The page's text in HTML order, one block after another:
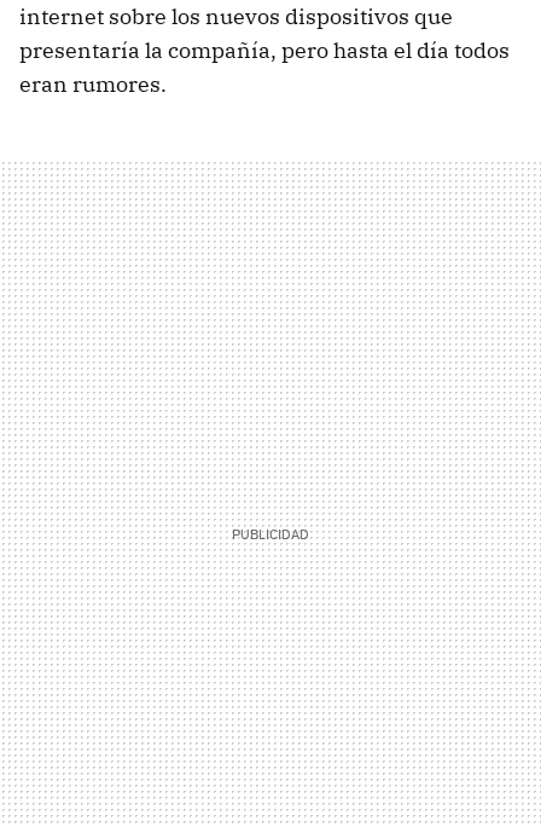
internet sobre los nuevos dispositivos que
presentaría la compañía, pero hasta el día todos
eran rumores.